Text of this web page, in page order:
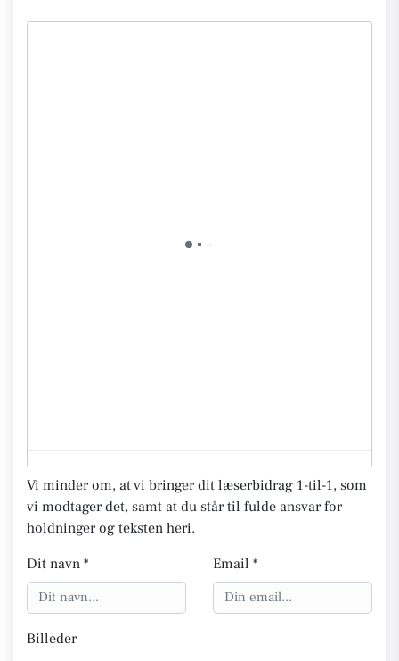
Vi minder om, at vi bringer dit læserbidrag 1-til-1, som
vi modtager det, samt at du står til fulde ansvar for
holdninger og teksten heri.
Dit navn *
Email *
Billeder